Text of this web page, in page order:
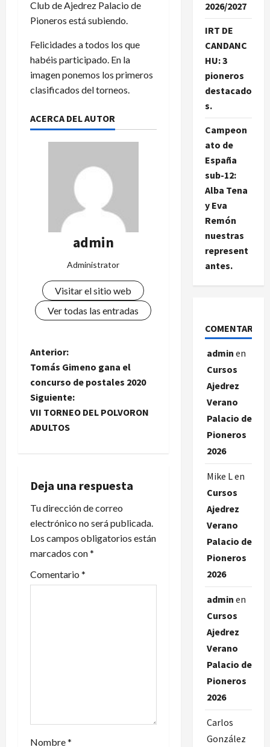
Club de Ajedrez Palacio de
Pioneros está subiendo.
Felicidades a todos los que
habéis participado. En la
imagen ponemos los primeros
clasificados del torneos.
ACERCA DEL AUTOR
admin
Administrator
Visitar el sitio web
Ver todas las entradas
N
a
v
e
a
c
i
ó
n
r
Anterior:
Tomás Gimeno gana el
concurso de postales 2020
Siguiente:
VII TORNEO DEL POLVORON
ADULTOS
Deja una respuesta
Tu dirección de correo
electrónico no será publicada.
Los campos obligatorios están
marcados con*
Comentario *
Nombre*
2026/2027
IRT DE
CANDANC
HU: 3
pioneros
destacado
s.
Campeon
ato de
España
sub-12:
Alba Tena
y Eva
Remón
nuestras
represent
antes.
COMENTARIOS
admin en
Cursos
Ajedrez
Verano
Palacio de
Pioneros
2026
Mike Len
Cursos
Ajedrez
Verano
Palacio de
Pioneros
2026
admin en
Cursos
Ajedrez
Verano
Palacio de
Pioneros
2026
Carlos
González